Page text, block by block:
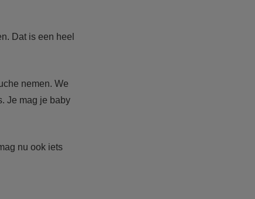
Dat is een heel
nemen. We
Je mag je baby
nu ook iets